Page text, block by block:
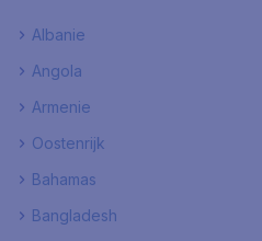
Albanie
Angola
Armenie
Oostenrijk
Bahamas
Bangladesh